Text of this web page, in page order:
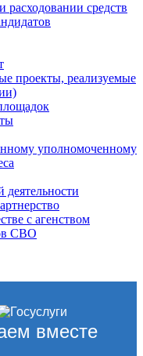
расходовании средств
проекты, реализуемые
уполномоченному
с агенством
СВО
вместе